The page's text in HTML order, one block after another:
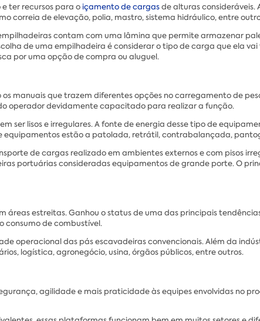
ter recursos para oiçamento de cargasde alturas consideráveis.
correia de elevação, polia, mastro, sistema hidráulico, entre
contam com uma lâmina que permite armazenar
de uma empilhadeira é considerar o tipo de carga que ela
por uma opção de compra ou aluguel.
manuais que trazem diferentes opções no carregamento de
operador devidamente capacitado para realizar a função.
ser lisos e irregulares. A fonte de energia desse tipo de
equipamentos estão a patolada, retrátil, contrabalançada,
de cargas realizado em ambientes externos e com pisos
portuárias consideradas equipamentos de grande porte. O
áreas estreitas. Ganhou o status de uma das principais
consumo de combustível.
operacional das pás escavadeiras convencionais. Além da
logística, agronegócio, usina, órgãos públicos, entre outros.
agilidade e mais praticidade às equipes envolvidas no